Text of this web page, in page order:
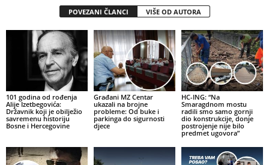
POVEZANI ČLANCI VIŠE OD AUTORA
101 godina od rođenja
Alije Izetbegovića:
Državnik koji je obilježio
savremenu historiju
Bosne i Hercegovine
Građani MZ Centar
ukazali na brojne
probleme: Od buke i
parkinga do sigurnosti
djece
HC-ING: “Na
Smaragdnom mostu
radili smo samo gornji
dio konstrukcije, donje
postrojenje nije bilo
predmet ugovora”